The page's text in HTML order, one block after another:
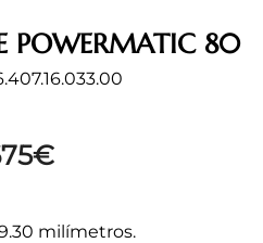
POWERMATIC 80
€
milímetros.